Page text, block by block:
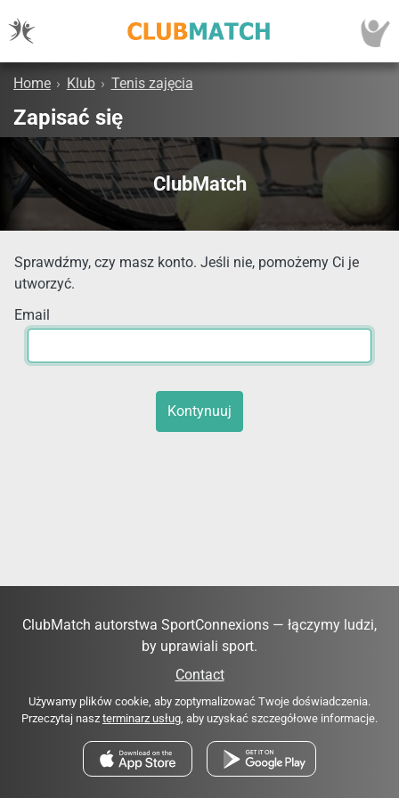
Home › Klub › Tenis zajęcia
Zapisać się
ClubMatch
Sprawdźmy, czy masz konto. Jeśli nie, pomożemy Ci je
utworzyć.
Email
Kontynuuj
ClubMatch autorstwa SportConnexions — łączymy ludzi,
by uprawiali sport.
Contact
Używamy plików cookie, aby zoptymalizować Twoje doświadczenia.
Przeczytaj nasz terminarz usług, aby uzyskać szczegółowe informacje.